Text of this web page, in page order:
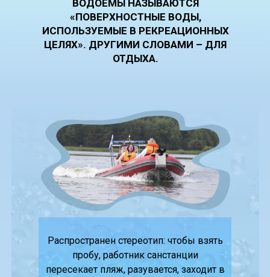
ВОДОЕМЫ НАЗЫВАЮТСЯ
«ПОВЕРХНОСТНЫЕ ВОДЫ,
ИСПОЛЬЗУЕМЫЕ В РЕКРЕАЦИОННЫХ
ЦЕЛЯХ». ДРУГИМИ СЛОВАМИ – ДЛЯ
ОТДЫХА.
Распространен стереотип: чтобы взять
пробу, работник санстанции
пересекает пляж, разувается, заходит в